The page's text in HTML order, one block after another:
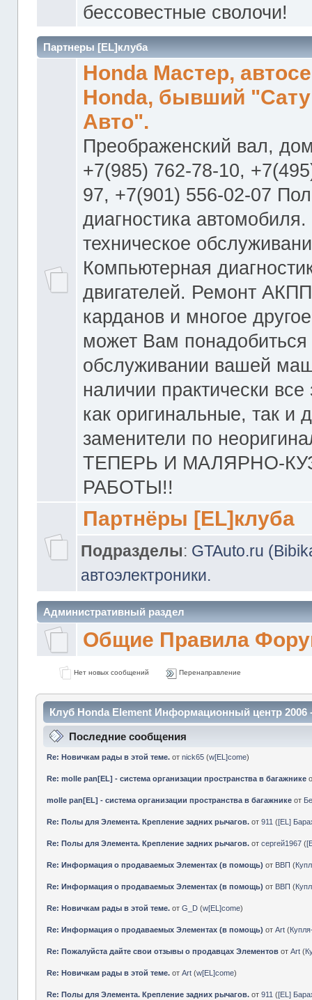
бессовестные сволочи!
Партнеры [EL]клуба
Honda Мастер,
Honda, бывший
Авто".
Преображенский вал,
+7(985) 762-78-10,
97, +7(901) 556-02-07
диагностика
техническое
Компьютерная
двигателей. Ремонт
карданов и многое
может Вам понадобиться
обслуживании вашей
наличии практически все
как оригинальные, так и
заменители по
ТЕПЕРЬ И МАЛЯРНО-
РАБОТЫ!!
Партнёры [EL]клуба
Подразделы: GTAuto.ru
автоэлектроники.
Административный раздел
Общие Правила
Нет новых сообщений Перенаправление
Клуб Honda Element Информационный центр
Последние сообщения
Re: Новичкам рады в этой теме. отnick65 (w[EL]come)
Re: molle pan[EL] - система организации пространства в багажнике
molle pan[EL] - система организации пространства в багажнике от
Re: Полы для Элемента. Крепление задних рычагов. от911 ([EL]
Re: Полы для Элемента. Крепление задних рычагов. отсергей1967 (
Re: Информация о продаваемых Элементах (в помощь) от ВВП (
Re: Информация о продаваемых Элементах (в помощь) от ВВП (
Re: Новичкам рады в этой теме. отG_D (w[EL]come)
Re: Информация о продаваемых Элементах (в помощь) отArt (
Re: Пожалуйста дайте свои отзывы о продавцах Элементов отArt (
Re: Новичкам рады в этой теме. отArt (w[EL]come)
Re: Полы для Элемента. Крепление задних рычагов. от911 ([EL]